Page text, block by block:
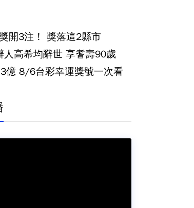
開3注！ 獎落這2縣市
人高希均辭世 享耆壽90歲
億 8/6台彩幸運獎號一次看